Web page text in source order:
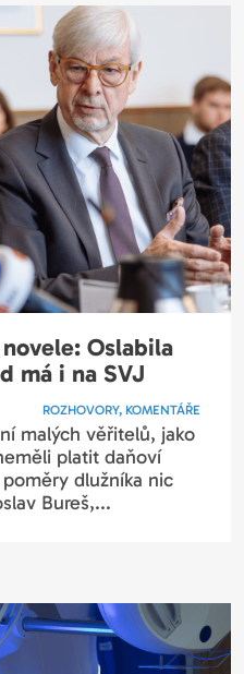
Oslabila
má i na SVJ
ROZHOVORY, KOMENTÁŘE
malých věřitelů, jako
platit daňoví
dlužníka nic
Bureš,...